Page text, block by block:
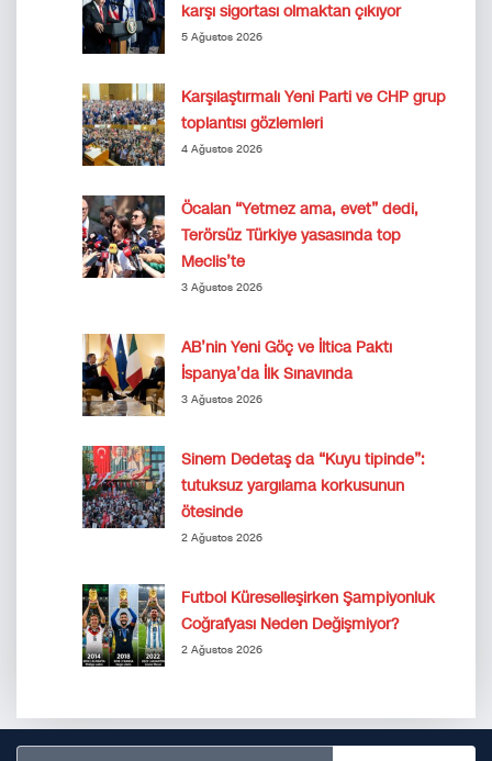
karşı sigortası olmaktan çıkıyor
5 Ağustos 2026
Karşılaştırmalı Yeni Parti ve CHP grup
toplantısı gözlemleri
4 Ağustos 2026
Öcalan “Yetmez ama, evet” dedi,
Terörsüz Türkiye yasasında top
Meclis’te
3 Ağustos 2026
AB’nin Yeni Göç ve İltica Paktı
İspanya’da İlk Sınavında
3 Ağustos 2026
Sinem Dedetaş da “Kuyu tipinde”:
tutuksuz yargılama korkusunun
ötesinde
2 Ağustos 2026
Futbol Küreselleşirken Şampiyonluk
Coğrafyası Neden Değişmiyor?
2 Ağustos 2026